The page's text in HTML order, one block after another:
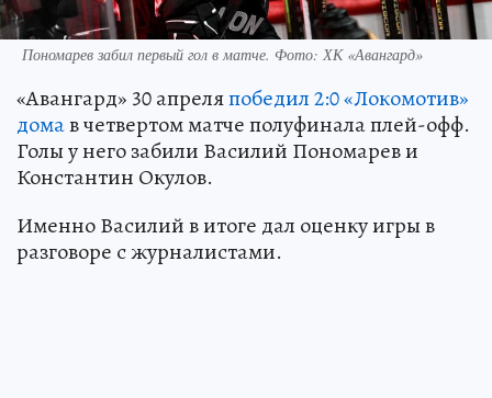
Пономарев забил первый гол в матче. Фото: ХК «Авангард»
«Авангард» 30 апреляпобедил 2:0 «Локомотив»
домав четвертом матче полуфинала плей-офф.
Голы у него забили Василий Пономарев и
Константин Окулов.
Именно Василий в итоге дал оценку игры в
разговоре с журналистами.